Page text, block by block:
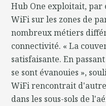
Hub One exploitait, par
WiFi sur les zones de
nombreux métiers
connectivité. « La
satisfaisante. En
se sont évanouies »,
WiFi rencontrait
dans les sous-sols de